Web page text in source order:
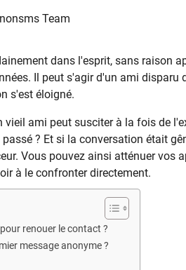
Team
dans l'esprit, sans raison
Il peut s'agir d'un ami
s'est éloigné.
vieil ami peut susciter à la fois de
? Et si la conversation était
Vous pouvez ainsi atténuer vos
à le confronter directement.
renouer le contact ?
message anonyme ?